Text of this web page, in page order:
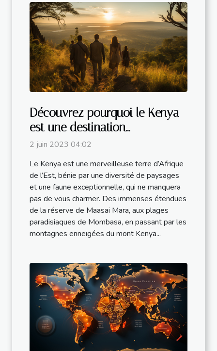
Découvrez pourquoi le Kenya
est une destination
incontournable
2 juin 2023 04:02
Le Kenya est une merveilleuse terre d’Afrique
de l’Est, bénie par une diversité de paysages
et une faune exceptionnelle, qui ne manquera
pas de vous charmer. Des immenses étendues
de la réserve de Maasai Mara, aux plages
paradisiaques de Mombasa, en passant par les
montagnes enneigées du mont Kenya...